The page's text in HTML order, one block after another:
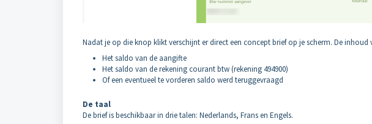
Nadat je op die knop klikt verschijnt er direct een concept brief op je scherm. De inhoud
Het saldo van de aangifte
Het saldo van de rekening courant btw (rekening 494900)
Of een eventueel te vorderen saldo werd teruggevraagd
De taal
De brief is beschikbaar in drie talen: Nederlands, Frans en Engels.